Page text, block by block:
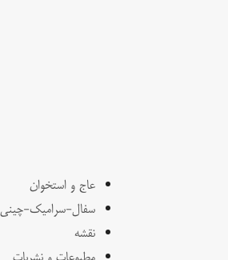
عاج و استخوان
سفال-سرامیک-چینی
نقشه